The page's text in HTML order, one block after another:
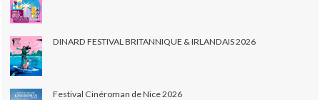
DINARD FESTIVAL BRITANNIQUE & IRLANDAIS 2026
Festival Cinéroman de Nice 2026